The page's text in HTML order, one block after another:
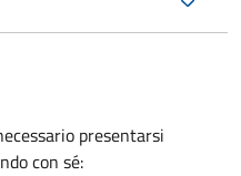
presentarsi
con sé: